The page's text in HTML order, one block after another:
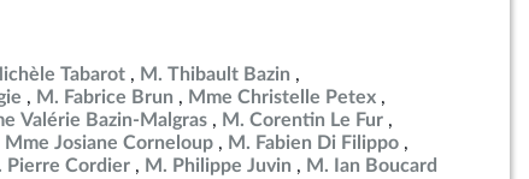
Tabarot
M. Thibault Bazin
M. Fabrice Brun
Mme Christelle Petex
Valérie Bazin-Malgras
M. Corentin Le Fur
Mme Josiane Corneloup
M. Fabien Di Filippo
Pierre Cordier M. Philippe Juvin M. Ian Boucard